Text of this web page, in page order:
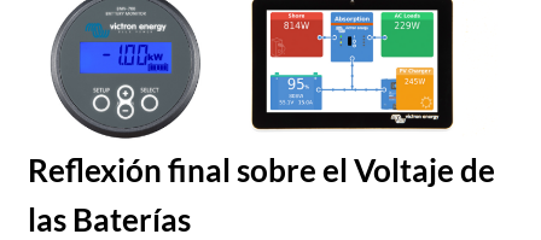
Reflexión final sobre el Voltaje de
las Baterías